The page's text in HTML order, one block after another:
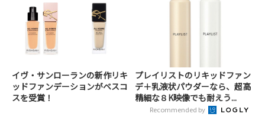
イヴ・サンローランの新作リキ
ッドファンデーションがベスコ
スを受賞！
プレイリストのリキッドファン
デ＋乳液状パウダーなら、超高
精細な８K映像でも耐えう...
Recommended by